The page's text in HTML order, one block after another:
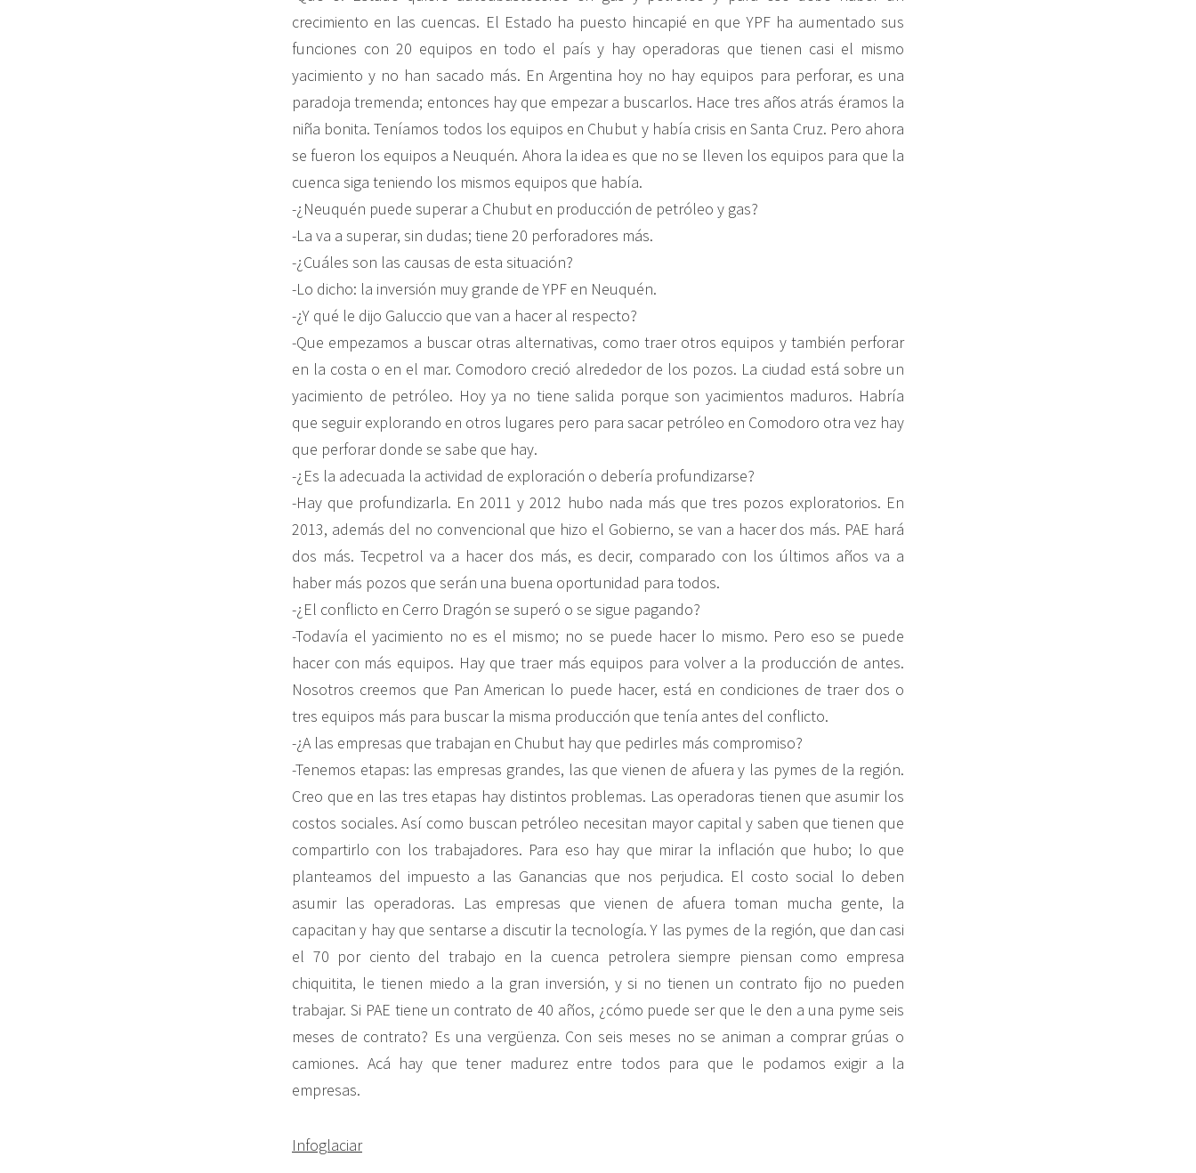
crecimiento en las cuencas. El Estado ha puesto hincapié en que YPF ha aumentado sus
funciones con 20 equipos en todo el país y hay operadoras que tienen casi el mismo
yacimiento y no han sacado más. En Argentina hoy no hay equipos para perforar, es una
paradoja tremenda; entonces hay que empezar a buscarlos. Hace tres años atrás éramos la
niña bonita. Teníamos todos los equipos en Chubut y había crisis en Santa Cruz. Pero ahora
se fueron los equipos a Neuquén. Ahora la idea es que no se lleven los equipos para que la
cuenca siga teniendo los mismos equipos que había.
-¿Neuquén puede superar a Chubut en producción de petróleo y gas?
-La va a superar, sin dudas; tiene 20 perforadores más.
-¿Cuáles son las causas de esta situación?
-Lo dicho: la inversión muy grande de YPF en Neuquén.
-¿Y qué le dijo Galuccio que van a hacer al respecto?
-Que empezamos a buscar otras alternativas, como traer otros equipos y también perforar
en la costa o en el mar. Comodoro creció alrededor de los pozos. La ciudad está sobre un
yacimiento de petróleo. Hoy ya no tiene salida porque son yacimientos maduros. Habría
que seguir explorando en otros lugares pero para sacar petróleo en Comodoro otra vez hay
que perforar donde se sabe que hay.
-¿Es la adecuada la actividad de exploración o debería profundizarse?
-Hay que profundizarla. En 2011 y 2012 hubo nada más que tres pozos exploratorios. En
2013, además del no convencional que hizo el Gobierno, se van a hacer dos más. PAE hará
dos más. Tecpetrol va a hacer dos más, es decir, comparado con los últimos años va a
haber más pozos que serán una buena oportunidad para todos.
-¿El conflicto en Cerro Dragón se superó o se sigue pagando?
-Todavía el yacimiento no es el mismo; no se puede hacer lo mismo. Pero eso se puede
hacer con más equipos. Hay que traer más equipos para volver a la producción de antes.
Nosotros creemos que Pan American lo puede hacer, está en condiciones de traer dos o
tres equipos más para buscar la misma producción que tenía antes del conflicto.
-¿A las empresas que trabajan en Chubut hay que pedirles más compromiso?
-Tenemos etapas: las empresas grandes, las que vienen de afuera y las pymes de la región.
Creo que en las tres etapas hay distintos problemas. Las operadoras tienen que asumir los
costos sociales. Así como buscan petróleo necesitan mayor capital y saben que tienen que
compartirlo con los trabajadores. Para eso hay que mirar la inflación que hubo; lo que
planteamos del impuesto a las Ganancias que nos perjudica. El costo social lo deben
asumir las operadoras. Las empresas que vienen de afuera toman mucha gente, la
capacitan y hay que sentarse a discutir la tecnología. Y las pymes de la región, que dan casi
el 70 por ciento del trabajo en la cuenca petrolera siempre piensan como empresa
chiquitita, le tienen miedo a la gran inversión, y si no tienen un contrato fijo no pueden
trabajar. Si PAE tiene un contrato de 40 años, ¿cómo puede ser que le den a una pyme seis
meses de contrato? Es una vergüenza. Con seis meses no se animan a comprar grúas o
camiones. Acá hay que tener madurez entre todos para que le podamos exigir a la
empresas.
Infoglaciar